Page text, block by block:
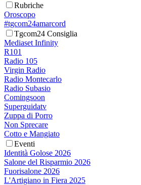
Rubriche
Oroscopo
#tgcom24amarcord
Tgcom24 Consiglia
Mediaset Infinity
R101
Radio 105
Virgin Radio
Radio Montecarlo
Radio Subasio
Comingsoon
Superguidatv
Zuppa di Porro
Non Sprecare
Cotto e Mangiato
Eventi
Identità Golose 2026
Salone del Risparmio 2026
Fuorisalone 2026
L'Artigiano in Fiera 2025